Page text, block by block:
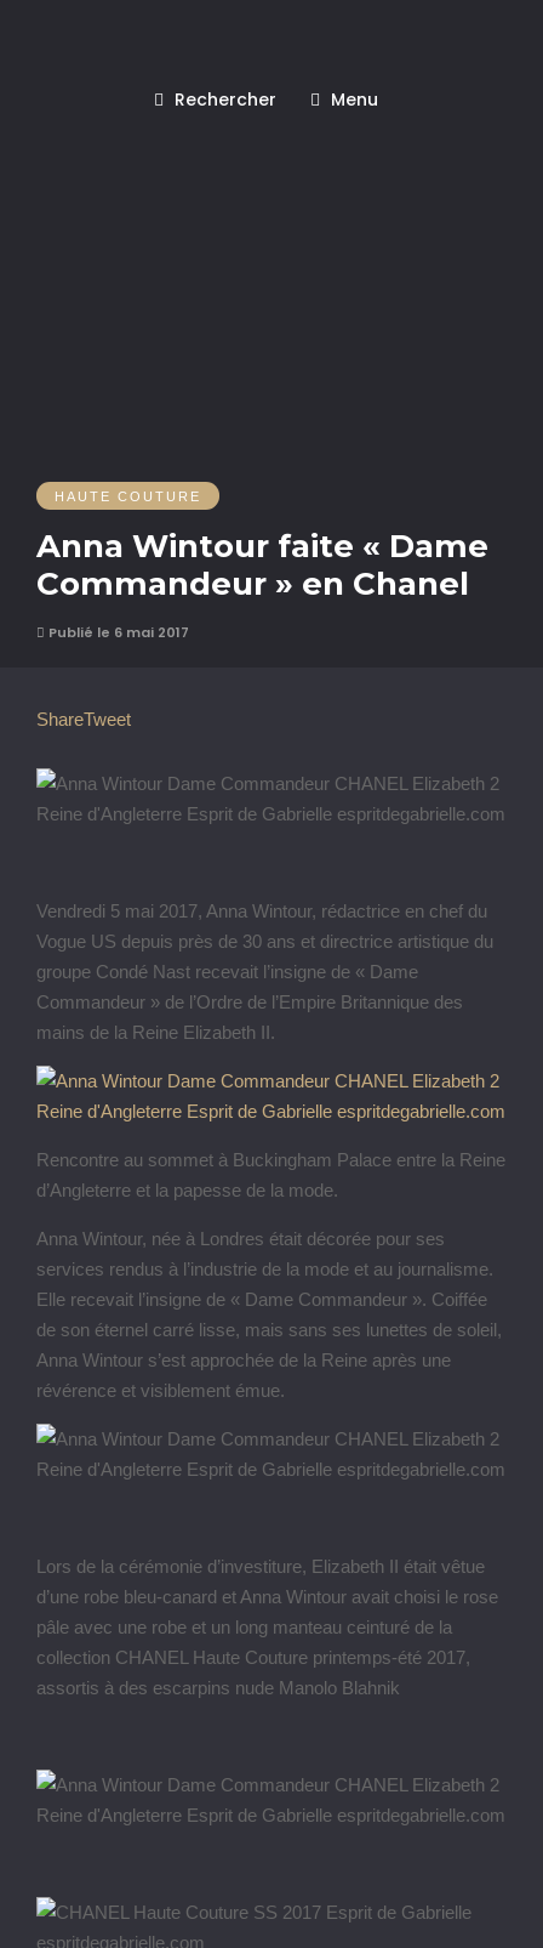
Rechercher Menu
HAUTE COUTURE
Anna Wintour faite « Dame
Commandeur » en Chanel
Publié le 6 mai 2017
ShareTweet
Vendredi 5 mai 2017, Anna Wintour, rédactrice en chef du
Vogue US depuis près de 30 ans et directrice artistique du
groupe Condé Nast recevait l’insigne de « Dame
Commandeur » de l’Ordre de l’Empire Britannique des
mains de la Reine Elizabeth II.
Rencontre au sommet à Buckingham Palace entre la Reine
d’Angleterre et la papesse de la mode.
Anna Wintour, née à Londres était décorée pour ses
services rendus à l’industrie de la mode et au journalisme.
Elle recevait l’insigne de « Dame Commandeur ». Coiffée
de son éternel carré lisse, mais sans ses lunettes de soleil,
Anna Wintour s’est approchée de la Reine après une
révérence et visiblement émue.
Lors de la cérémonie d’investiture, Elizabeth II était vêtue
d’une robe bleu-canard et Anna Wintour avait choisi le rose
pâle avec une robe et un long manteau ceinturé de la
collection CHANEL Haute Couture printemps-été 2017,
assortis à des escarpins nude Manolo Blahnik